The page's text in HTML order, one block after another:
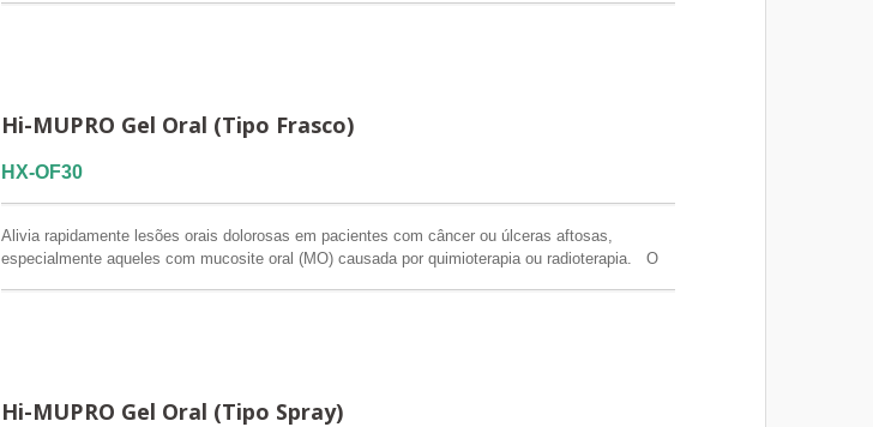
Hi-MUPRO Gel Oral (Tipo Frasco)
HX-OF30
Alivia rapidamente lesões orais dolorosas em pacientes com câncer ou úlceras aftosas,
especialmente aqueles com mucosite oral (MO) causada por quimioterapia ou radioterapia. O
Hi-MUPRO Gel Oral (Tipo Spray)